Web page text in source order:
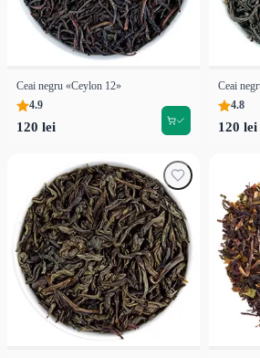
Ceai negru «Ceylon 12»
4.9
120 lei
Ceai
4.8
120 lei